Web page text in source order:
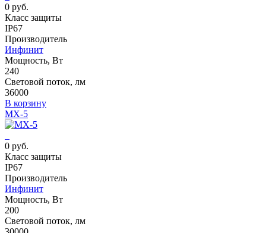
0 руб.
Класс защиты
IP67
Производитель
Инфинит
Мощность, Вт
240
Световой поток, лм
36000
В корзину
MX-5
0 руб.
Класс защиты
IP67
Производитель
Инфинит
Мощность, Вт
200
Световой поток, лм